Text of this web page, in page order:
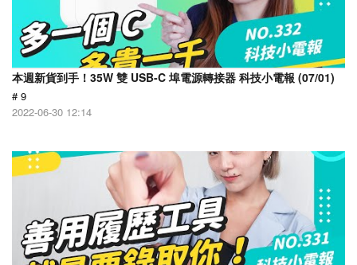
本週新貨到手！35W 雙 USB-C 埠電源轉接器 科技小電報 (07/01)
# 9
2022-06-30 12:14